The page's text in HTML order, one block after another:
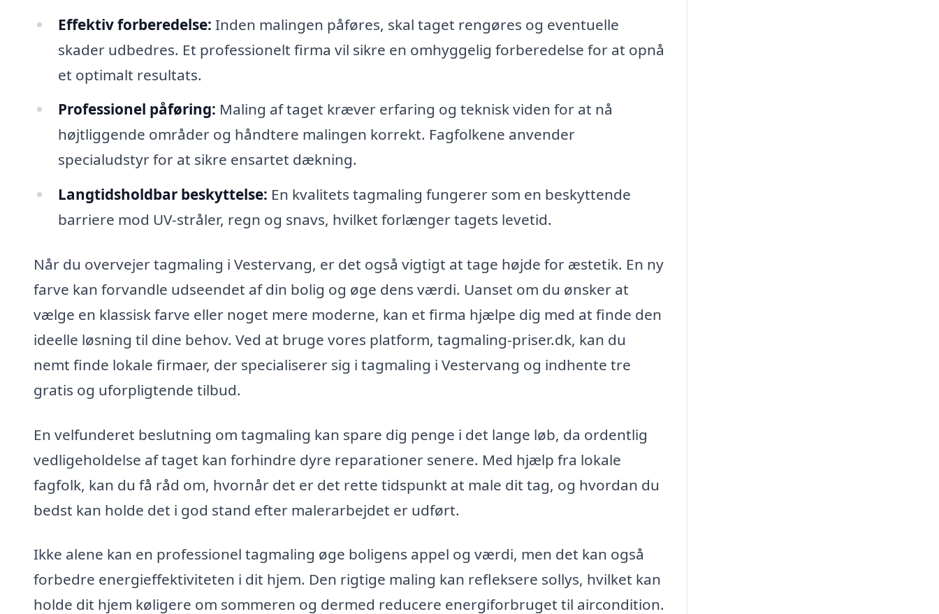
Effektiv forberedelse: Inden malingen påføres, skal taget rengøres og eventuelle
skader udbedres. Et professionelt firma vil sikre en omhyggelig forberedelse for at opnå
et optimalt resultats.
Professionel påføring: Maling af taget kræver erfaring og teknisk viden for at nå
højtliggende områder og håndtere malingen korrekt. Fagfolkene anvender
specialudstyr for at sikre ensartet dækning.
Langtidsholdbar beskyttelse: En kvalitets tagmaling fungerer som en beskyttende
barriere mod UV-stråler, regn og snavs, hvilket forlænger tagets levetid.
Når du overvejer tagmaling i Vestervang, er det også vigtigt at tage højde for æstetik. En ny
farve kan forvandle udseendet af din bolig og øge dens værdi. Uanset om du ønsker at
vælge en klassisk farve eller noget mere moderne, kan et firma hjælpe dig med at finde den
ideelle løsning til dine behov. Ved at bruge vores platform, tagmaling-priser.dk, kan du
nemt finde lokale firmaer, der specialiserer sig i tagmaling i Vestervang og indhente tre
gratis og uforpligtende tilbud.
En velfunderet beslutning om tagmaling kan spare dig penge i det lange løb, da ordentlig
vedligeholdelse af taget kan forhindre dyre reparationer senere. Med hjælp fra lokale
fagfolk, kan du få råd om, hvornår det er det rette tidspunkt at male dit tag, og hvordan du
bedst kan holde det i god stand efter malerarbejdet er udført.
Ikke alene kan en professionel tagmaling øge boligens appel og værdi, men det kan også
forbedre energieffektiviteten i dit hjem. Den rigtige maling kan refleksere sollys, hvilket kan
holde dit hjem køligere om sommeren og dermed reducere energiforbruget til aircondition.